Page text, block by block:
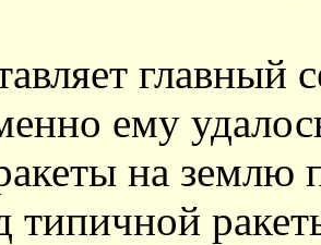
главный
ему
на землю
типичной